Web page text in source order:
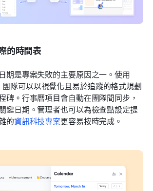
的時間表
期是專案失敗的主要原因之一。使用
團隊可以以視覺化且易於追蹤的格式規劃
碑。行事曆項目會自動在團隊間同步，
鍵日期。管理者也可以為檢查點設定提
的資訊科技專案更容易按時完成。